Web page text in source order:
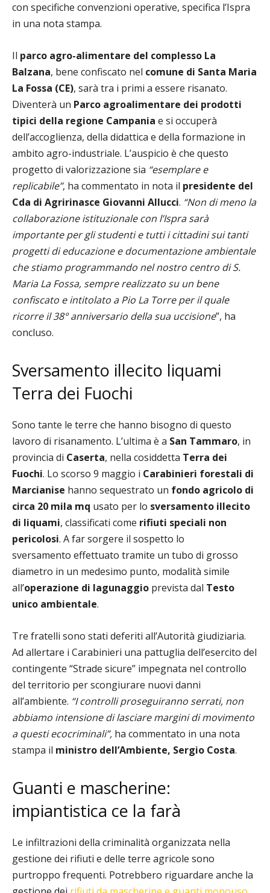
con specifiche convenzioni operative, specifica l’Ispra
in una nota stampa.
Il parco agro-alimentare del complesso La
Balzana, bene confiscato nel comune di Santa Maria
La Fossa (CE), sarà tra i primi a essere risanato.
Diventerà un Parco agroalimentare dei prodotti
tipici della regione Campania e si occuperà
dell’accoglienza, della didattica e della formazione in
ambito agro-industriale. L’auspicio è che questo
progetto di valorizzazione sia “esemplare e
replicabile”, ha commentato in nota il presidente del
Cda di Agririnasce Giovanni Allucci. “Non di meno la
collaborazione istituzionale con l’Ispra sarà
importante per gli studenti e tutti i cittadini sui tanti
progetti di educazione e documentazione ambientale
che stiamo programmando nel nostro centro di S.
Maria La Fossa, sempre realizzato su un bene
confiscato e intitolato a Pio La Torre per il quale
ricorre il 38° anniversario della sua uccisione”, ha
concluso.
Sversamento illecito liquami
Terra dei Fuochi
Sono tante le terre che hanno bisogno di questo
lavoro di risanamento. L’ultima è a San Tammaro, in
provincia di Caserta, nella cosiddetta Terra dei
Fuochi. Lo scorso 9 maggio i Carabinieri forestali di
Marcianise hanno sequestrato un fondo agricolo di
circa 20 mila mq usato per lo sversamento illecito
di liquami, classificati come rifiuti speciali non
pericolosi. A far sorgere il sospetto lo
sversamento effettuato tramite un tubo di grosso
diametro in un medesimo punto, modalità simile
all’operazione di lagunaggio prevista dal Testo
unico ambientale.
Tre fratelli sono stati deferiti all’Autorità giudiziaria.
Ad allertare i Carabinieri una pattuglia dell’esercito del
contingente “Strade sicure” impegnata nel controllo
del territorio per scongiurare nuovi danni
all’ambiente. “I controlli proseguiranno serrati, non
abbiamo intensione di lasciare margini di movimento
a questi ecocriminali”, ha commentato in una nota
stampa il ministro dell’Ambiente, Sergio Costa.
Guanti e mascherine:
impiantistica ce la farà
Le infiltrazioni della criminalità organizzata nella
gestione dei rifiuti e delle terre agricole sono
purtroppo frequenti. Potrebbero riguardare anche la